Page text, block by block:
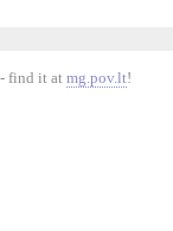
- find it at mg.pov.lt!